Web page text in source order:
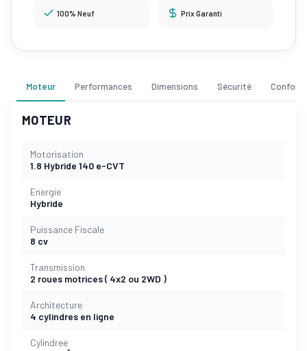
100% Neuf Prix Garanti
Moteur Performances Dimensions Sécurité Confort
MOTEUR
Motorisation
1.8 Hybride 140 e-CVT
Energie
Hybride
Puissance Fiscale
8 cv
Transmission
2 roues motrices ( 4x2 ou 2WD )
Architecture
4 cylindres en ligne
Cylindree